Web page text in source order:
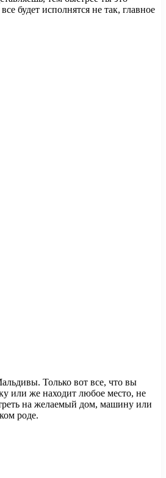
будет исполнятся не так, главное
Только вот все, что вы
или же находит любое место, не
на желаемый дом, машину или
роде.